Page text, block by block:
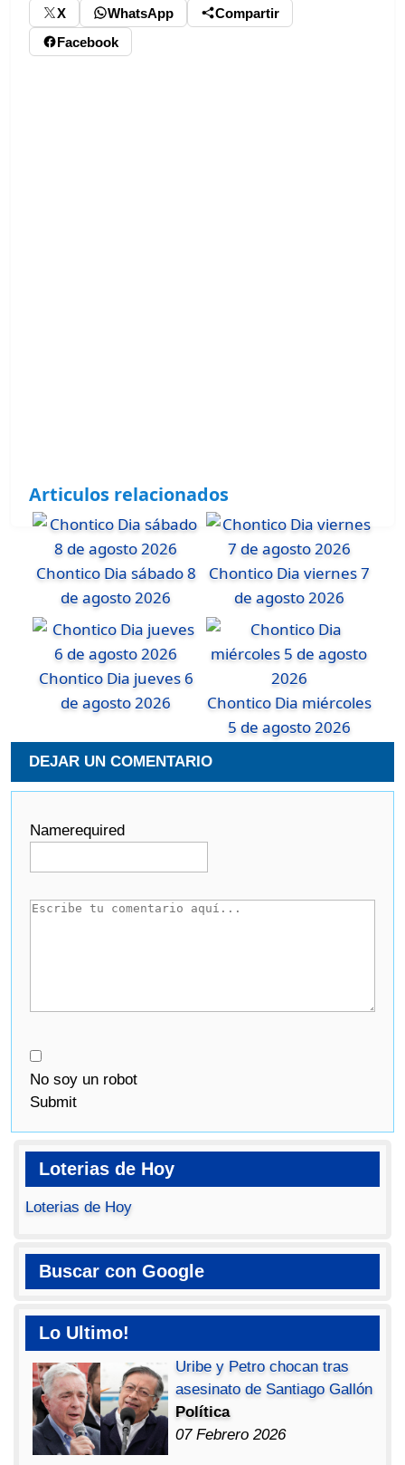
X WhatsApp
Compartir
Facebook
Articulos relacionados
Chontico Dia sábado 8
de agosto 2026
Chontico Dia viernes 7
de agosto 2026
Chontico Dia jueves 6
de agosto 2026
Chontico Dia miércoles
5 de agosto 2026
DEJAR UN COMENTARIO
Namerequired
No soy un robot
Submit
Loterias de Hoy
Loterias de Hoy
Buscar con Google
Lo Ultimo!
Uribe y Petro chocan tras
asesinato de Santiago Gallón
Política
07 Febrero 2026